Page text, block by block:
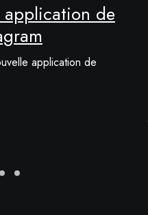
application de
application de